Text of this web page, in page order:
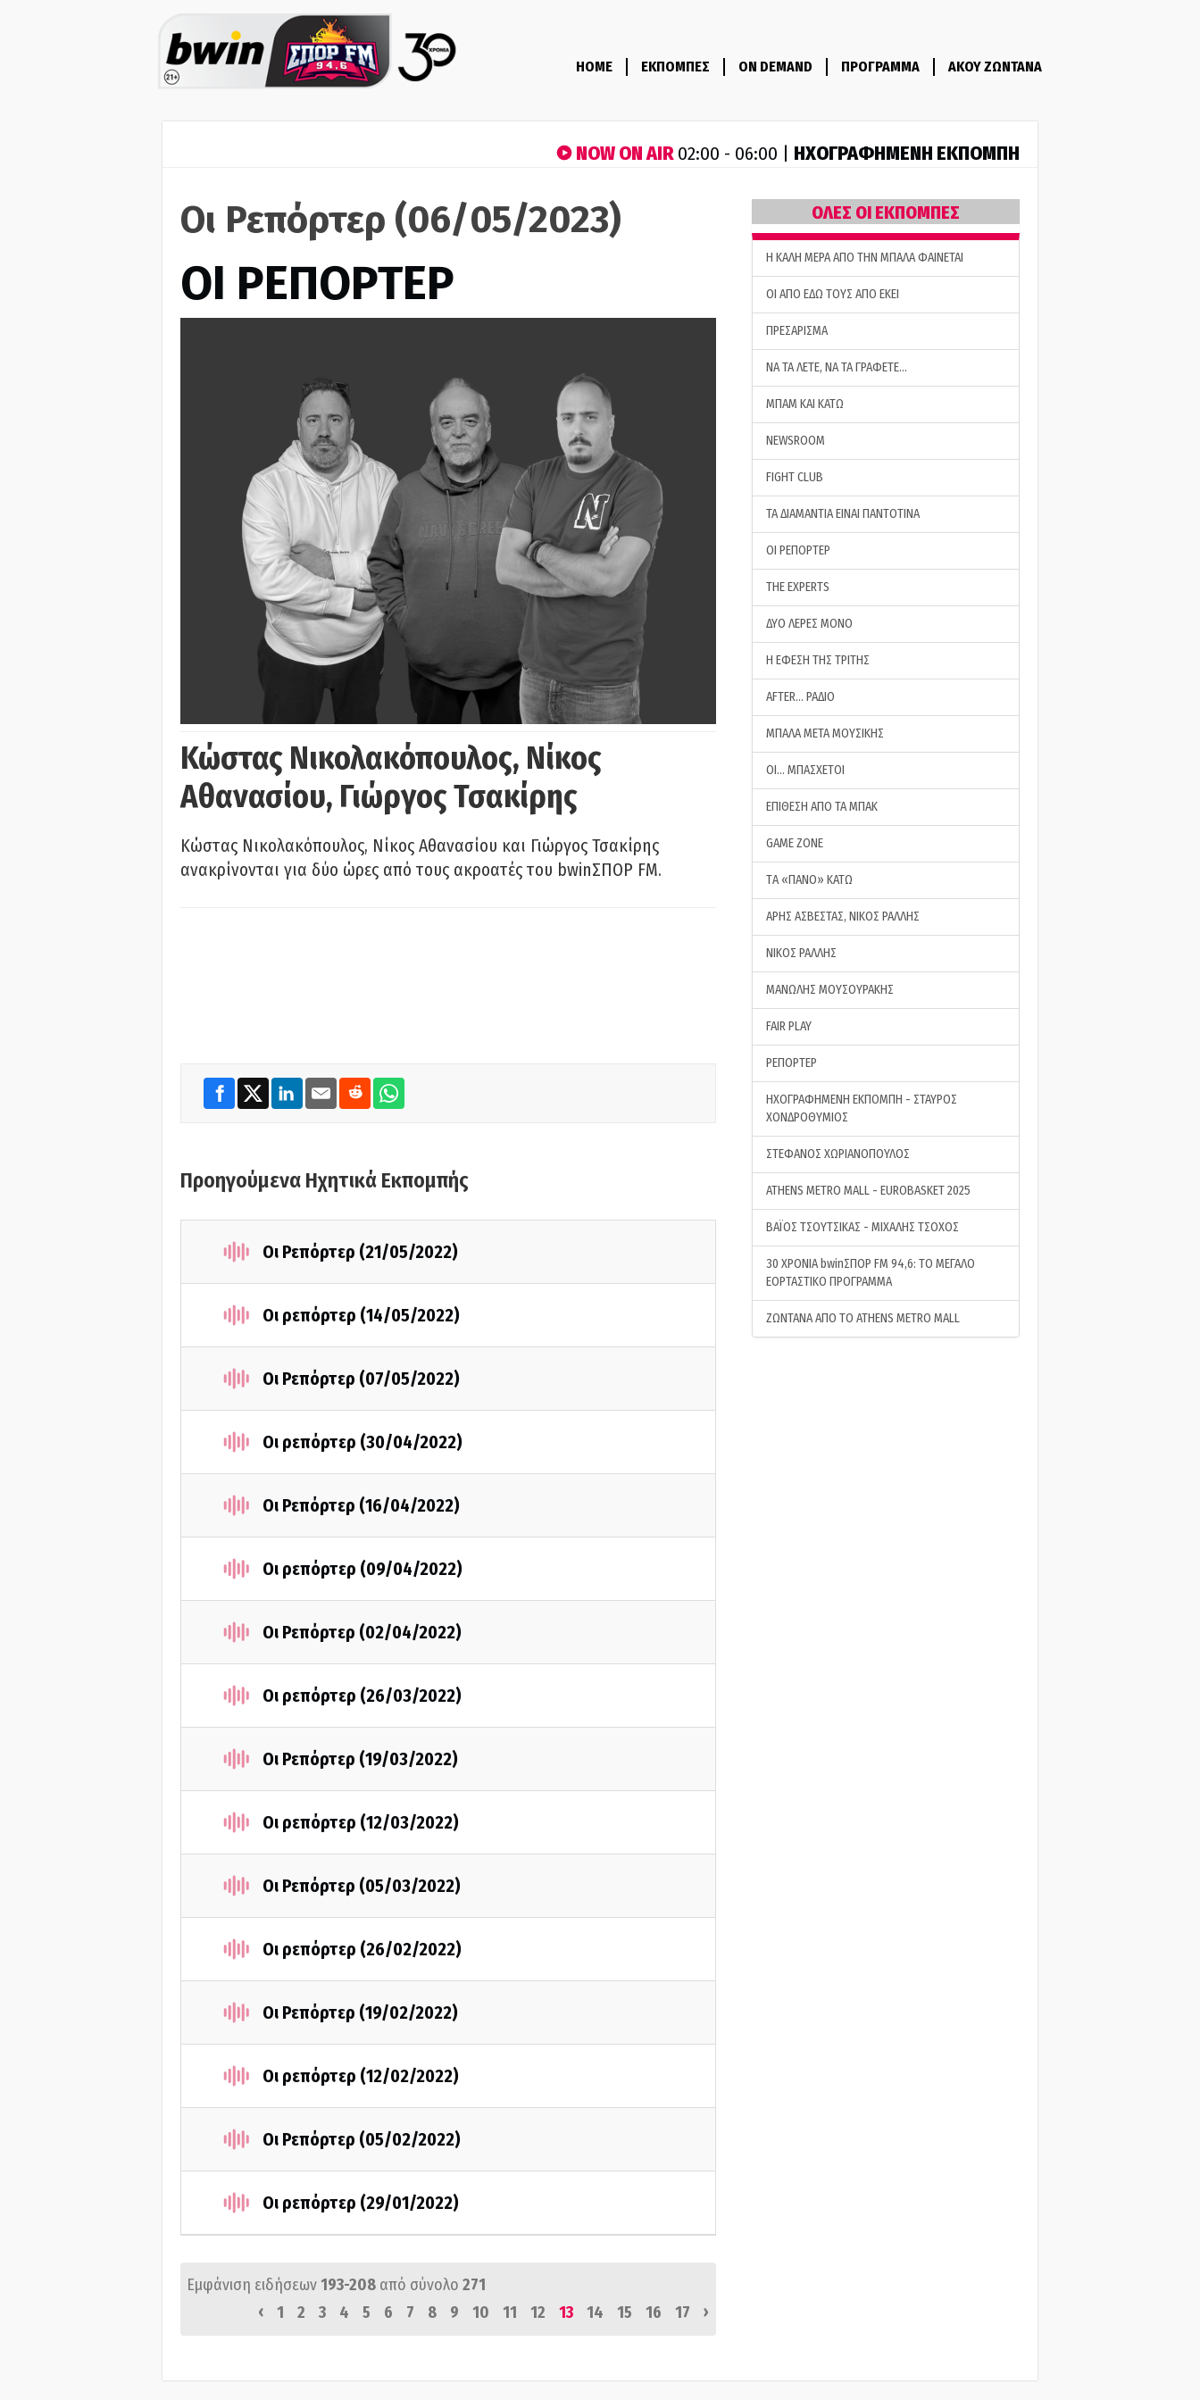
HOME ΕΚΠΟΜΠΕΣ ON DEMAND ΠΡΟΓΡΑΜΜΑ ΑΚΟΥ ΖΩΝΤΑΝΑ
NOW ON AIR02:00 - 06:00 | ΗΧΟΓΡΑΦΗΜΕΝΗ ΕΚΠΟΜΠΗ
Οι Ρεπόρτερ (06/05/2023)
ΟΙ ΡΕΠΟΡΤΕΡ
Κώστας Νικολακόπουλος, Νίκος
Αθανασίου, Γιώργος Τσακίρης
Κώστας Νικολακόπουλος, Νίκος Αθανασίου και Γιώργος Τσακίρης
ανακρίνονται για δύο ώρες από τους ακροατές του bwinΣΠΟΡ FM.
Προηγούμενα Ηχητικά Εκπομπής
Οι Ρεπόρτερ (21/05/2022)
Οι ρεπόρτερ (14/05/2022)
Οι Ρεπόρτερ (07/05/2022)
Οι ρεπόρτερ (30/04/2022)
Οι Ρεπόρτερ (16/04/2022)
Οι ρεπόρτερ (09/04/2022)
Οι Ρεπόρτερ (02/04/2022)
Οι ρεπόρτερ (26/03/2022)
Οι Ρεπόρτερ (19/03/2022)
Οι ρεπόρτερ (12/03/2022)
Οι Ρεπόρτερ (05/03/2022)
Οι ρεπόρτερ (26/02/2022)
Οι Ρεπόρτερ (19/02/2022)
Οι ρεπόρτερ (12/02/2022)
Οι Ρεπόρτερ (05/02/2022)
Οι ρεπόρτερ (29/01/2022)
Εμφάνιση ειδήσεων193-208 από σύνολο 271
‹
1 2 3 4 5 6 7 8 9 10 11 12 13 14 15 16 17 ›
ΟΛΕΣ ΟΙ ΕΚΠΟΜΠΕΣ
H ΚΑΛΗ ΜΕΡΑ ΑΠΟ ΤΗΝ ΜΠΑΛΑ ΦΑΙΝΕΤΑΙ
ΟΙ ΑΠΟ ΕΔΩ ΤΟΥΣ ΑΠΟ ΕΚΕΙ
ΠΡΕΣΑΡΙΣΜΑ
ΝΑ ΤΑ ΛΕΤΕ, ΝΑ ΤΑ ΓΡΑΦΕΤΕ…
ΜΠΑΜ ΚΑΙ ΚΑΤΩ
NEWSROOM
FIGHT CLUB
ΤΑ ΔΙΑΜΑΝΤΙΑ ΕΙΝΑΙ ΠΑΝΤΟΤΙΝΑ
ΟΙ ΡΕΠΟΡΤΕΡ
THE EXPERTS
ΔΥΟ ΛΕΡΕΣ ΜΟΝΟ
Η ΕΦΕΣΗ ΤΗΣ ΤΡΙΤΗΣ
AFTER… ΡΑΔΙΟ
ΜΠΑΛΑ ΜΕΤΑ ΜΟΥΣΙΚΗΣ
ΟΙ… ΜΠΑΣΧΕΤΟΙ
ΕΠΙΘΕΣΗ ΑΠΟ ΤΑ ΜΠΑΚ
GAME ZONE
ΤA «ΠΑΝΟ» ΚΑΤΩ
ΑΡΗΣ ΑΣΒΕΣΤΑΣ, ΝΙΚΟΣ ΡΑΛΛΗΣ
ΝΙΚΟΣ ΡΑΛΛΗΣ
ΜΑΝΩΛΗΣ ΜΟΥΣΟΥΡΑΚΗΣ
FAIR PLAY
ΡΕΠΟΡΤΕΡ
ΗΧΟΓΡΑΦΗΜΕΝΗ ΕΚΠΟΜΠΗ - ΣΤΑΥΡΟΣ
ΧΟΝΔΡΟΘΥΜΙΟΣ
ΣΤΕΦΑΝΟΣ ΧΩΡΙΑΝΟΠΟΥΛΟΣ
ATHENS METRO MALL - EUROBASKET 2025
ΒΑΪΟΣ ΤΣΟΥΤΣΙΚΑΣ - ΜΙΧΑΛΗΣ ΤΣΟΧΟΣ
30 ΧΡΟΝΙΑ bwinΣΠΟΡ FM 94,6: ΤΟ ΜΕΓΑΛΟ
ΕΟΡΤΑΣΤΙΚΟ ΠΡΟΓΡΑΜΜΑ
ΖΩΝΤΑΝΑ ΑΠΟ ΤΟ ATHENS METRO MALL